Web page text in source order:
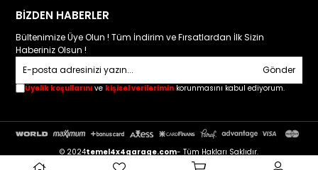
BİZDEN HABERLER
Bültenimize Üye Olun ! Tüm İndirim ve Fırsatlardan İlk Sizin
Haberiniz Olsun !
Gönder
Üyelik koşullarını ve kişisel verilerimin korunmasını kabul ediyorum.
© 2024temel4x4garage.com- Tüm Hakları Saklıdır.